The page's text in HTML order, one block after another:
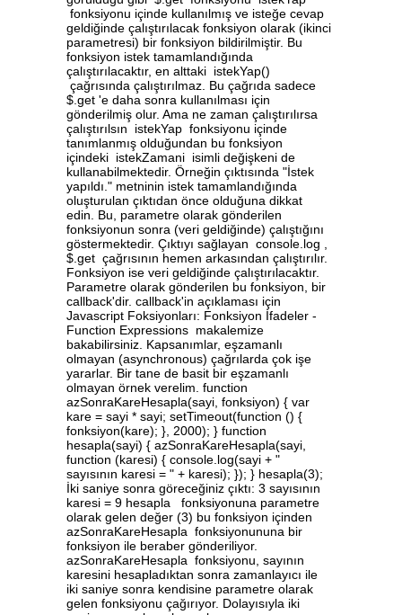
fonksiyonu içinde kullanılmış ve isteğe cevap
geldiğinde çalıştırılacak fonksiyon olarak (ikinci
parametresi) bir fonksiyon bildirilmiştir. Bu
fonksiyon istek tamamlandığında
çalıştırılacaktır, en alttaki istekYap()
çağrısında çalıştırılmaz. Bu çağrıda sadece
$.get 'e daha sonra kullanılması için
gönderilmiş olur. Ama ne zaman çalıştırılırsa
çalıştırılsın istekYap fonksiyonu içinde
tanımlanmış olduğundan bu fonksiyon
içindeki istekZamani isimli değişkeni de
kullanabilmektedir. Örneğin çıktısında "İstek
yapıldı." metninin istek tamamlandığında
oluşturulan çıktıdan önce olduğuna dikkat
edin. Bu, parametre olarak gönderilen
fonksiyonun sonra (veri geldiğinde) çalıştığını
göstermektedir. Çıktıyı sağlayan console.log ,
$.get çağrısının hemen arkasından çalıştırılır.
Fonksiyon ise veri geldiğinde çalıştırılacaktır.
Parametre olarak gönderilen bu fonksiyon, bir
callback'dir. callback'in açıklaması için
Javascript Foksiyonları: Fonksiyon İfadeler -
Function Expressions makalemize
bakabilirsiniz. Kapsanımlar, eşzamanlı
olmayan (asynchronous) çağrılarda çok işe
yararlar. Bir tane de basit bir eşzamanlı
olmayan örnek verelim. function
azSonraKareHesapla(sayi, fonksiyon) { var
kare = sayi * sayi; setTimeout(function () {
fonksiyon(kare); }, 2000); } function
hesapla(sayi) { azSonraKareHesapla(sayi,
function (karesi) { console.log(sayi + "
sayısının karesi = " + karesi); }); } hesapla(3);
İki saniye sonra göreceğiniz çıktı: 3 sayısının
karesi = 9 hesapla fonksiyonuna parametre
olarak gelen değer (3) bu fonksiyon içinden
azSonraKareHesapla fonksiyonununa bir
fonksiyon ile beraber gönderiliyor.
azSonraKareHesapla fonksiyonu, sayının
karesini hesapladıktan sonra zamanlayıcı ile
iki saniye sonra kendisine parametre olarak
gelen fonksiyonu çağırıyor. Dolayısıyla iki